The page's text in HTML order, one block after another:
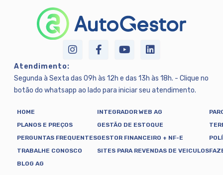
Atendimento:
Segunda à Sexta das 09h às 12h e das 13h às 18h. - Clique no
botão do whatsapp ao lado para iniciar seu atendimento.
HOME
PLANOS E PREÇOS
PERGUNTAS FREQUENTES
TRABALHE CONOSCO
BLOG AG
INTEGRADOR WEB AG
GESTÃO DE ESTOQUE
GESTOR FINANCEIRO + NF-E
SITES PARA REVENDAS DE VEICULOS